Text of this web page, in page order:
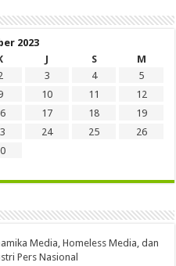
2023
J S
M
3 4
5
10 11
12
17 18
19
24 25
26
Media, Homeless Media, dan
Pers Nasional